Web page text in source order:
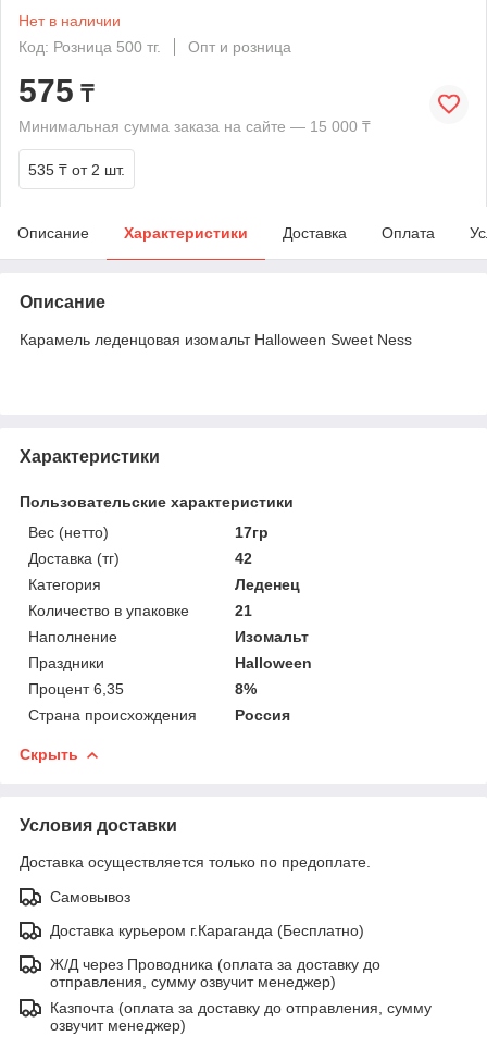
Нет в наличии
Код: Розница 500 тг.
Опт и розница
575 ₸
Минимальная сумма заказа на сайте — 15 000 ₸
535 ₸ от 2 шт.
Описание Характеристики Доставка Оплата
Описание
Карамель леденцовая изомальт Halloween Sweet Ness
Характеристики
Пользовательские характеристики
Вес (нетто)
17гр
Доставка (тг)
42
Категория
Леденец
Количество в упаковке
21
Наполнение
Изомальт
Праздники
Halloween
Процент 6,35
8%
Страна происхождения
Россия
Скрыть
Условия доставки
Доставка осуществляется только по предоплате.
Самовывоз
Доставка курьером г.Караганда (Бесплатно)
Ж/Д через Проводника (оплата за доставку до
отправления, сумму озвучит менеджер)
Казпочта (оплата за доставку до отправления, сумму
озвучит менеджер)